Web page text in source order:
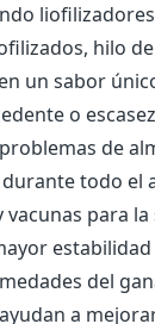
hilo
un sabor
o
de
todo el
para
del
a